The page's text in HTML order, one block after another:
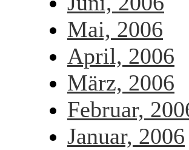
Mai, 2006
April, 2006
März, 2006
Februar,
Januar, 2006